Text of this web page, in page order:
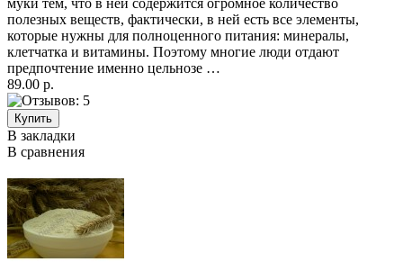
муки тем, что в ней содержится огромное количество
полезных веществ, фактически, в ней есть все элементы,
которые нужны для полноценного питания: минералы,
клетчатка и витамины. Поэтому многие люди отдают
предпочтение именно цельнозе …
89.00 р.
В закладки
В сравнения